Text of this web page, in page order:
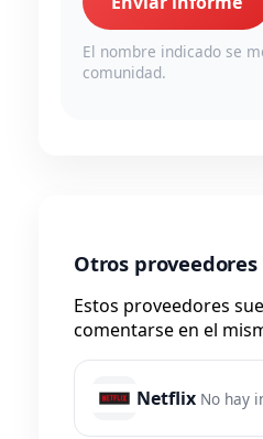
El nombre indicado se
comunidad.
Otros
Estos proveedores
comentarse en el
Netflix No hay